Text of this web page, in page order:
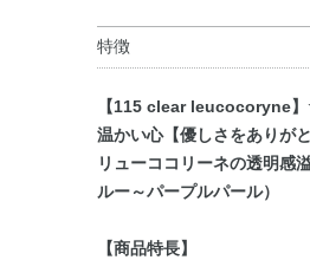
特徴
【115 clear leucocoryne
温かい心【優しさをありがと
リューココリーネの透明感
ルー～パープルパール）
【商品特長】